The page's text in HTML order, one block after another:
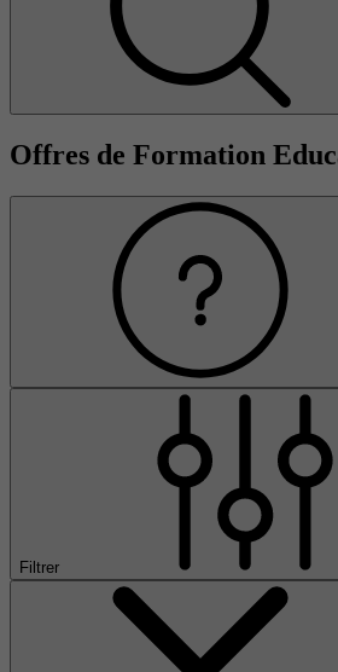
Offres de Formation
Filtrer